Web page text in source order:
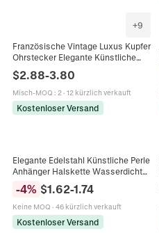
+9
Französische Vintage Luxus Kupfer
Ohrstecker Elegante Künstliche
Perle Schleife Herz Muschel
Schnecke Form Schmuck Für
Damen
$2.88-3.80
Misch-MOQ : 2· 12 kürzlich verkauft
Kostenloser Versand
Elegante Edelstahl Künstliche Perle
Anhänger Halskette Wasserdichte
Für Damen Gold Silber Plattiert
-4% $1.62-1.74
Keine MOQ · 46 kürzlich verkauft
Kostenloser Versand